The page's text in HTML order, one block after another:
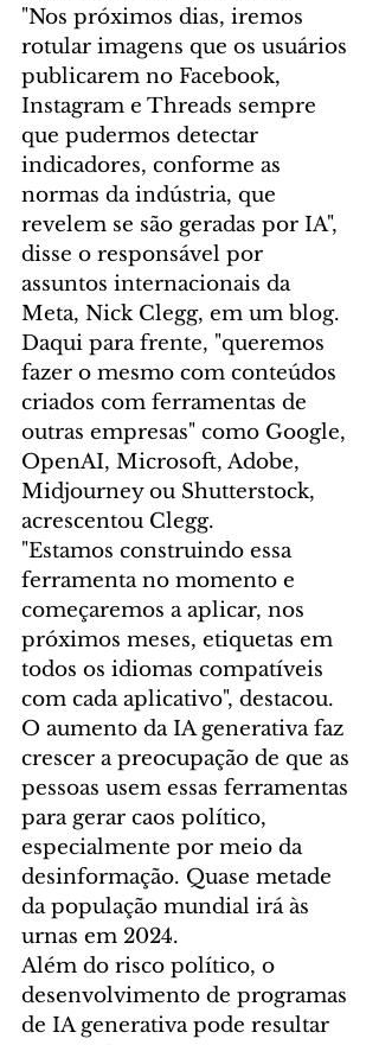
"Nos próximos dias, iremos
rotular imagens que os usuários
publicarem no Facebook,
Instagram e Threads sempre
que pudermos detectar
indicadores, conforme as
normas da indústria, que
revelem se são geradas por IA",
disse o responsável por
assuntos internacionais da
Meta, Nick Clegg, em um blog.
Daqui para frente, "queremos
fazer o mesmo com conteúdos
criados com ferramentas de
outras empresas" como Google,
OpenAI, Microsoft, Adobe,
Midjourney ou Shutterstock,
acrescentou Clegg.
"Estamos construindo essa
ferramenta no momento e
começaremos a aplicar, nos
próximos meses, etiquetas em
todos os idiomas compatíveis
com cada aplicativo", destacou.
O aumento da IA generativa faz
crescer a preocupação de que as
pessoas usem essas ferramentas
para gerar caos político,
especialmente por meio da
desinformação. Quase metade
da população mundial irá às
urnas em 2024.
Além do risco político, o
desenvolvimento de programas
de IA generativa pode resultar